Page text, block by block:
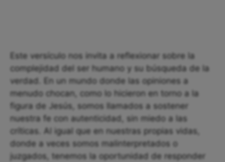
Este versículo nos invita a reflexionar sobre la
complejidad del ser humano y su búsqueda de la
verdad. En un mundo donde las opiniones a
menudo chocan, como lo hicieron en torno a la
figura de Jesús, somos llamados a sostener
nuestra fe con autenticidad, sin miedo a las
críticas. Al igual que en nuestras propias vidas,
donde a veces somos malinterpretados o
juzgados, tenemos la oportunidad de responder